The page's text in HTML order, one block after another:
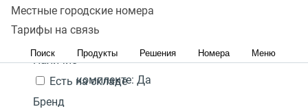
Местные городские номера
Тарифы на связь
Поиск Продукты Решения Номера Меню
Цена, руб.:
Наличие
Есть на складе
Бренд
через кабель
интернет):
Блок питания в
комплекте: Да